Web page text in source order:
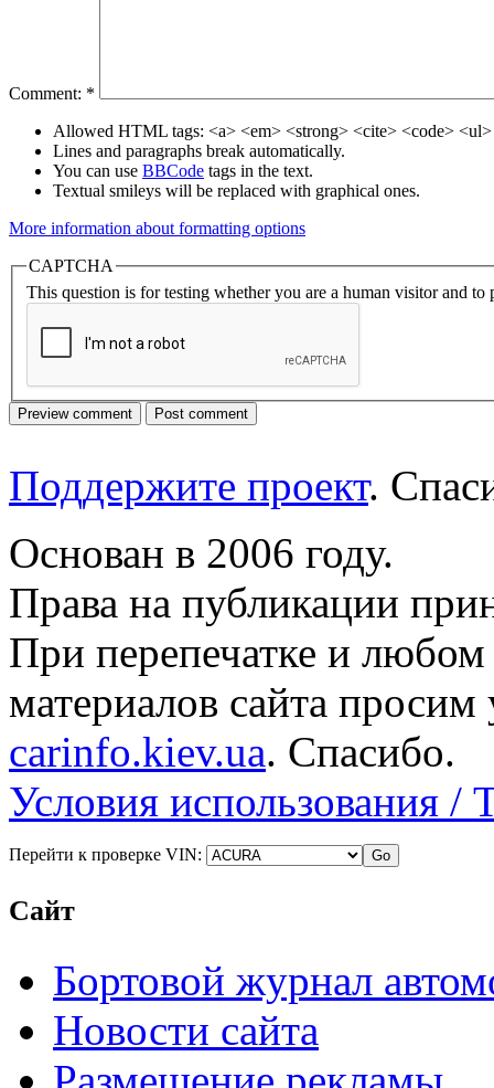
Comment: *
Allowed HTML tags: <a> <em> <strong> <cite> <code>
Lines and paragraphs break automatically.
You can use BBCode tags in the text.
Textual smileys will be replaced with graphical ones.
More information about formatting options
CAPTCHA
This question is for testing whether you are a human visitor and to
Поддержите проект.
Основан в 2006 году.
Права на публикации
При перепечатке и
материалов сайта просим
carinfo.kiev.ua. Спасибо.
Условия использования /
Перейти к проверке VIN:
Сайт
Бортовой журнал
Новости сайта